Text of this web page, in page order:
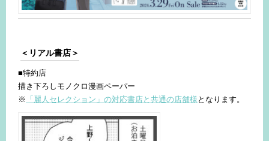
＜リアル書店＞
■特約店
描き下ろしモノクロ漫画ペーパー
※ 「麗人セレクション」の対応書店と共通の店舗様 となります。